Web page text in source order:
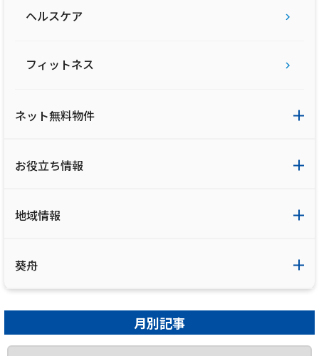
ヘルスケア
フィットネス
ネット無料物件
お役立ち情報
地域情報
葵舟
月別記事